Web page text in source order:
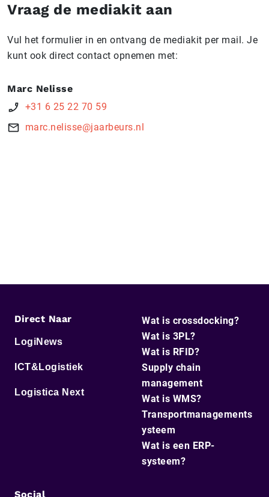
Vraag de mediakit aan
Vul het formulier in en ontvang de mediakit per mail. Je
kunt ook direct contact opnemen met:
Marc Nelisse
+31 6 25 22 70 59
marc.nelisse@jaarbeurs.nl
Direct Naar
LogiNews
ICT&Logistiek
Logistica Next
Wat is crossdocking?
Wat is 3PL?
Wat is RFID?
Supply chain
management
Wat is WMS?
Transportmanagements
ysteem
Wat is een ERP-
systeem?
Social